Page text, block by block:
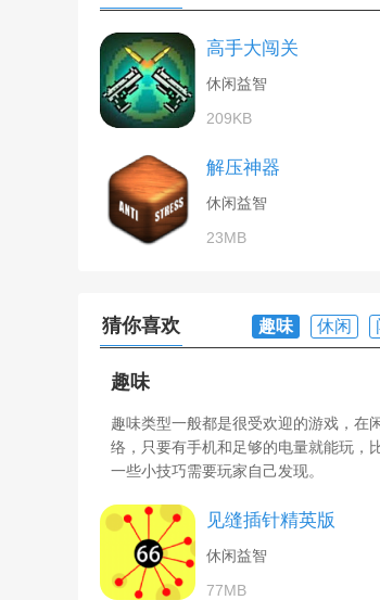
高手大闯关
休闲益智
209KB
解压神器
休闲益智
23MB
猜你喜欢 趣味 休闲
趣味
趣味类型一般都是很受欢迎的游戏，在
络，只要有手机和足够的电量就能玩，
一些小技巧需要玩家自己发现。
见缝插针精英版
休闲益智
77MB